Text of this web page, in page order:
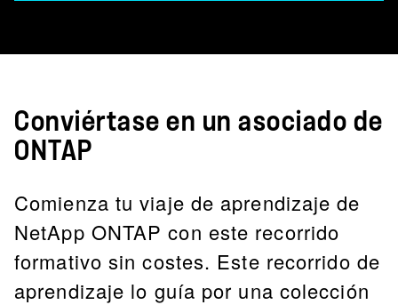
Conviértase en un asociado de
ONTAP
Comienza tu viaje de aprendizaje de
NetApp ONTAP con este recorrido
formativo sin costes. Este recorrido de
aprendizaje lo guía por una colección